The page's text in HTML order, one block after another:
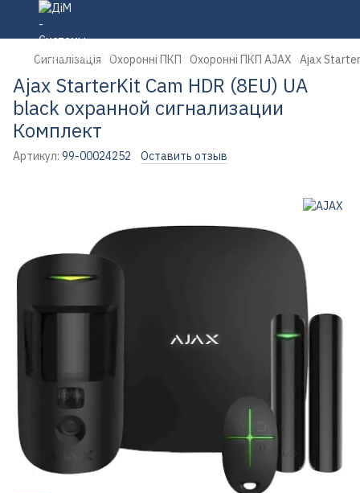
Сигналізація Охоронні ПКП Охоронні ПКП AJAX Ajax
Ajax StarterKit Cam HDR (8EU) UA
black охранной сигнализации
Комплект
Артикул: 99-00024252 Оставить отзыв